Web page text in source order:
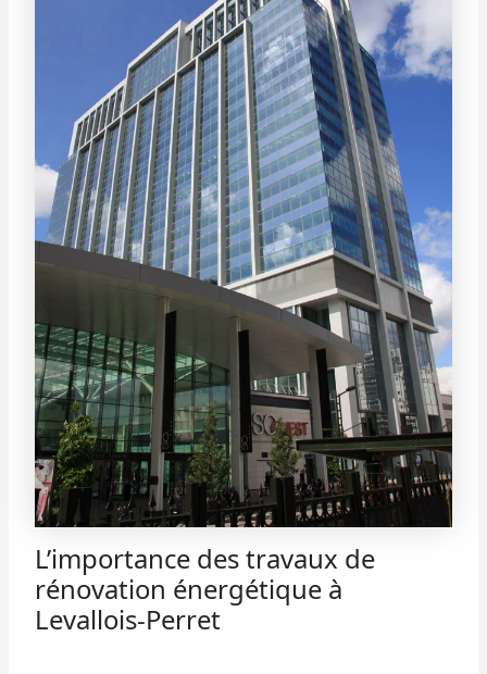
L’importance des travaux de
rénovation énergétique à
Levallois-Perret